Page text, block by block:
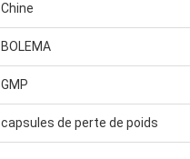
Chine
BOLEMA
GMP
capsules de perte de poids